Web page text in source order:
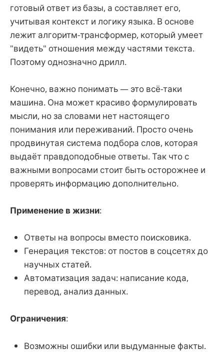
готовый ответ из базы, а составляет его,
учитывая контекст и логику языка. В основе
лежит алгоритм-трансформер, который умеет
"видеть" отношения между частями текста.
Поэтому однозначно дрилл.
Конечно, важно понимать — это всё-таки
машина. Она может красиво формулировать
мысли, но за словами нет настоящего
понимания или переживаний. Просто очень
продвинутая система подбора слов, которая
выдаёт правдоподобные ответы. Так что с
важными вопросами стоит быть осторожнее и
проверять информацию дополнительно.
Применение в жизни:
Ответы на вопросы вместо поисковика.
Генерация текстов: от постов в соцсетях до
научных статей.
Автоматизация задач: написание кода,
перевод, анализ данных.
Ограничения:
Возможны ошибки или выдуманные факты.